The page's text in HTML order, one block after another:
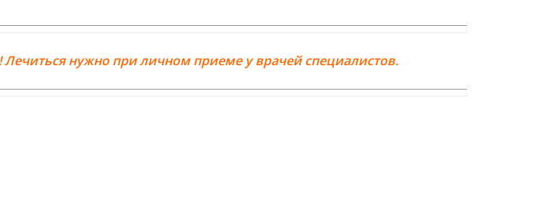
нужно при личном приеме у врачей специалистов.